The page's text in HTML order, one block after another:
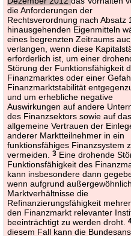
die Anforderungen der
Rechtsverordnung nach Absatz
hinausgehenden Eigenmitteln
eines begrenzten Zeitraums
verlangen, wenn diese
erforderlich ist, um einer
Störung der Funktionsfähigkeit
Finanzmarktes oder einer
Finanzmarktstabilität
und um erhebliche negative
Auswirkungen auf andere
des Finanzsektors sowie auf das
allgemeine Vertrauen der
anderer Marktteilnehmer in ein
funktionsfähiges Finanzsystem
vermeiden.3 Eine drohende
Funktionsfähigkeit des
kann insbesondere dann
wenn aufgrund
Marktverhältnisse die
Refinanzierungsfähigkeit
den Finanzmarkt relevanter
beeinträchtigt zu werden droht.
diesem Fall kann die